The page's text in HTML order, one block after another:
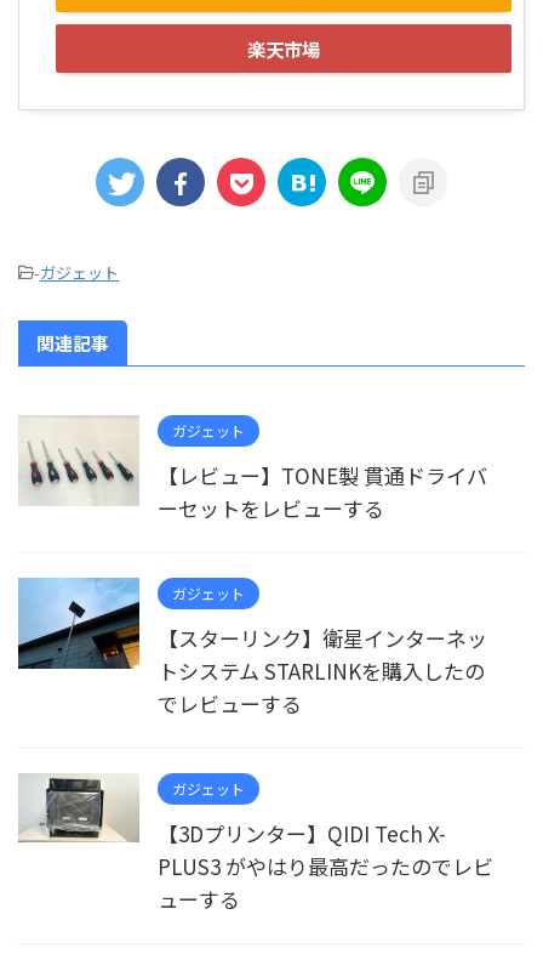
楽天市場
-ガジェット
関連記事
ガジェット
【レビュー】TONE製 貫通ドライバ
ーセットをレビューする
ガジェット
【スターリンク】衛星インターネッ
トシステム STARLINKを購入したの
でレビューする
ガジェット
【3Dプリンター】QIDI Tech X-
PLUS3 がやはり最高だったのでレビ
ューする